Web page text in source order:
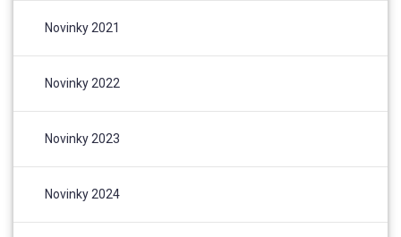
Novinky 2021
Novinky 2022
Novinky 2023
Novinky 2024